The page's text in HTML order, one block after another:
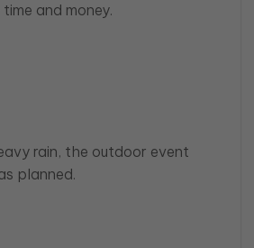
and money.
rain, the outdoor event
planned.